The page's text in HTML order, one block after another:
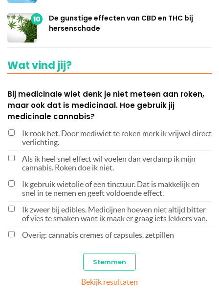
10
De gunstige effecten van CBD en THC bij
hersenschade
Wat vind jij?
Bij medicinale wiet denk je niet meteen aan roken,
maar ook dat is medicinaal. Hoe gebruik jij
medicinale cannabis?
Ik rook het. Door mediwiet te roken merk ik vrijwel direct
verlichting.
Als ik heel snel effect wil voelen dan verdamp ik mijn
cannabis. Roken doe ik niet.
Ik gebruik wietolie of een tinctuur. Dat is makkelijk en
snel in te nemen en geeft voldoende effect.
Ik zweer bij edibles. Medicijnen hoeven niet altijd bitter
of vies te smaken want ik maak er graag iets lekkers van.
Overig: cannabis cremes of capsules, zetpillen
Bekijk resultaten